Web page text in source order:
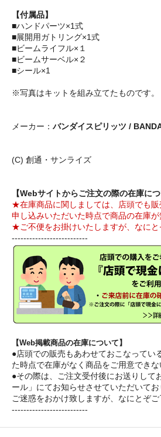
【付属品】
■ハンドパーツ×1式
■展開用ガトリング×1式
■ビームライフル×１
■ビームサーベル×２
■シール×1
※写真はキットを組み立てたものです。
メーカー： バンダイスピリッツ /
(C) 創通・サンライズ
【Webサイトからご注文の際の在庫につ
★在庫商品に関しましては、店頭でも
申し込みいただいた時点で商品の在庫が
★ご不便をお掛けいたしますが、なにと
--------------------------
【Web掲載商品の在庫について】
●店頭での販売もあわせておこなってい
た時点で在庫がなく商品をご用意できな
●その際は、ご注文受付後にお送りして
ール」にてお知らせさせていただいてお
ご迷惑をおかけ致しますが、なにとぞご
--------------------------